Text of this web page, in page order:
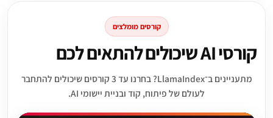
קורסים מומלצים
קורסי AI שיכולים להתאים לכם
מתעניינים ב־LlamaIndex? בחרנו עד 3 קורסים שיכולים להתחבר
לעולם של פיתוח, קוד ובניית יישומי AI.